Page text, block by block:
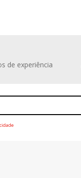
de experiência